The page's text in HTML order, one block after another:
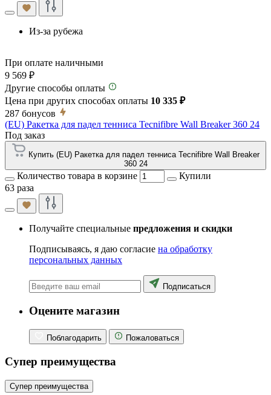
Из-за рубежа
При оплате наличными
9 569 ₽
Другие способы оплаты
Цена при других способах оплаты 10 335 ₽
287 бонусов
(EU) Ракетка для падел тенниса Tecnifibre Wall Breaker 360 24
Под заказ
Купить (EU) Ракетка для падел тенниса Tecnifibre Wall Breaker
360 24
Количество товара в корзине
Купили
63 раза
Получайте специальные предложения и скидки
Подписываясь, я даю согласие на обработку
персональных данных
Подписаться
Оцените магазин
Поблагодарить Пожаловаться
Супер преимущества
Супер преимущества